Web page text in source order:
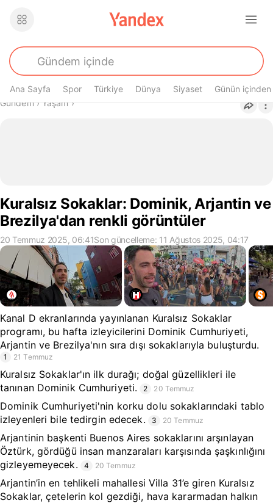
Ana Sayfa Spor Türkiye Dünya Siyaset Günün içinden
Buradasın
Gündem› Yaşam›
Kuralsız Sokaklar: Dominik, Arjantin ve
Brezilya'dan renkli görüntüler
20 Temmuz 2025, 06:41Son güncelleme: 11 Ağustos 2025, 04:17
Kanal D ekranlarında yayınlanan Kuralsız Sokaklar
programı, bu hafta izleyicilerini Dominik Cumhuriyeti,
Arjantin ve Brezilya'nın sıra dışı sokaklarıyla buluşturdu.
1 21 Temmuz
Kuralsız Sokaklar'ın ilk durağı; doğal güzellikleri ile
tanınan Dominik Cumhuriyeti.
2 20 Temmuz
Dominik Cumhuriyeti'nin korku dolu sokaklarındaki tablo
izleyenleri bile tedirgin edecek.
3 20 Temmuz
Arjantinin başkenti Buenos Aires sokaklarını arşınlayan
Öztürk, gördüğü insan manzaraları karşısında şaşkınlığını
gizleyemeyecek.
4 20 Temmuz
Arjantin’in en tehlikeli mahallesi Villa 31’e giren Kuralsız
Sokaklar, çetelerin kol gezdiği, hava kararmadan halkın